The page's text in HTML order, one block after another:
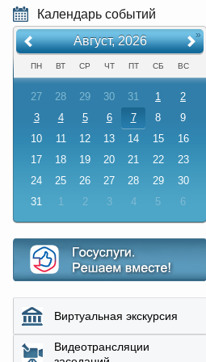
Календарь событий
Август, 2026 »
ПН ВТ СР ЧТ ПТ СБ ВС
27 28 29 30 31 1
2
3
4 5 6 7 8
9
10
11 12 13 14 15
16
17
18 19 20 21 22
23
24
25 26 27 28 29
30
31
1 2 3 4 5 6
Виртуальная экскурсия
Видеотрансляции